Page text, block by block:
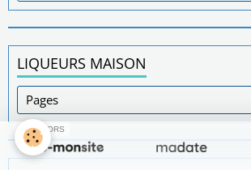
LIQUEURS MAISON
SPONSORS